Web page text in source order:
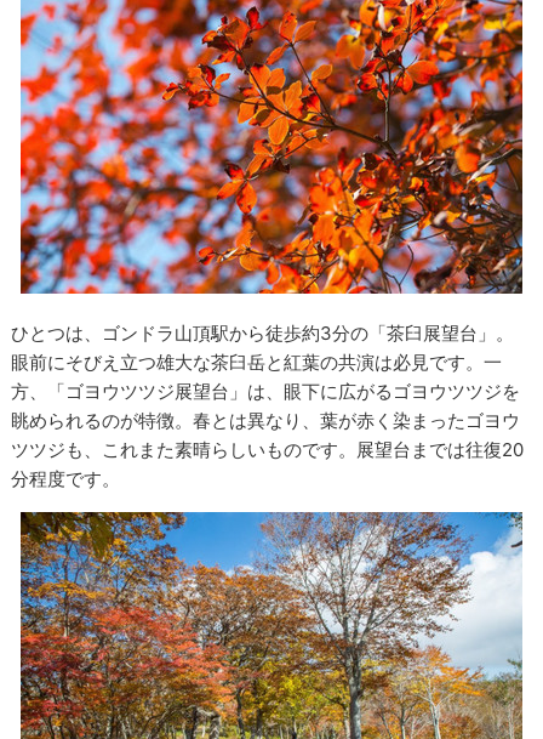
ひとつは、ゴンドラ山頂駅から徒歩約3分の「茶臼展望台」。
眼前にそびえ立つ雄大な茶臼岳と紅葉の共演は必見です。一
方、「ゴヨウツツジ展望台」は、眼下に広がるゴヨウツツジを
眺められるのが特徴。春とは異なり、葉が赤く染まったゴヨウ
ツツジも、これまた素晴らしいものです。展望台までは往復20
分程度です。